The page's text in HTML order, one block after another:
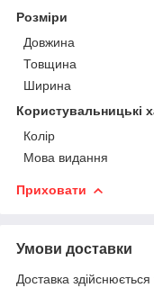
Розміри
Довжина
Товщина
Ширина
Користувальницькі
Колір
Мова видання
Приховати
Умови доставки
Доставка здійснюється